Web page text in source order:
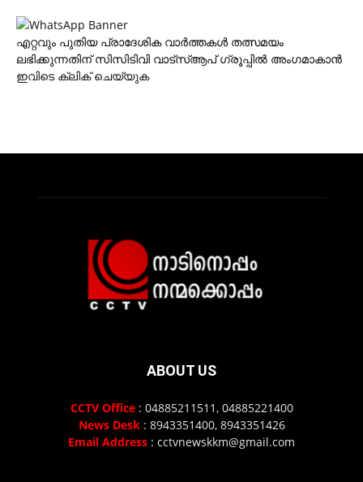
എറ്റവും പുതിയ പ്രാദേശിക വാര്‍ത്തകള്‍ തത്സമയം
ലഭിക്കുന്നതിന് സിസിടിവി വാട്‌സ്ആപ് ഗ്രൂപ്പില്‍ അംഗമാകാന്‍
ഇവിടെ ക്ലിക് ചെയ്യുക
ABOUT US
CCTV Office: 04885211511, 04885221400
News Desk: 8943351400, 8943351426
Email Address : cctvnewskkm@gmail.com